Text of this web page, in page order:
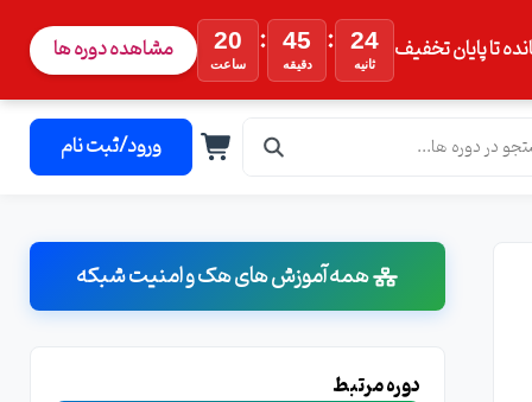
تا پایان تخفیف 20
ساعت
: 45
دقیقه
: 23
ثانیه مشاهده دوره ها
ورود/ثبت نام
همه آموزش های هک و امنیت شبکه
دوره مرتبط